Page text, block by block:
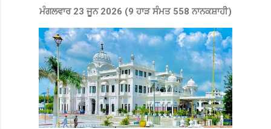
ਮੰਗਲਵਾਰ 23 ਜੂਨ 2026 (9 ਹਾੜ ਸੰਮਤ 558 ਨਾਨਕਸ਼ਾਹੀ)